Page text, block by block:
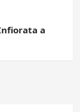
a